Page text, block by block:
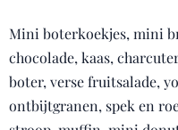
Mini boterkoekjes, mini
chocolade, kaas,
boter, verse fruitsalade,
ontbijtgranen, spek en